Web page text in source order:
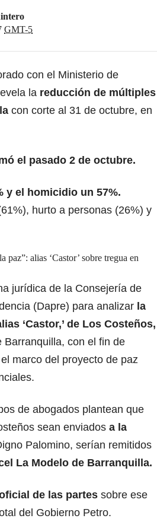
GMT-5
con el Ministerio de
la reducción de múltiples
con corte al 31 de octubre, en
el pasado 2 de octubre.
y el homicidio un 57%.
hurto a personas (26%) y
alias ‘Castor’ sobre tregua en
jurídica de la Consejería de
(Dapre) para analizar la
‘Castor,’ de Los Costeños,
Barranquilla, con el fin de
marco del proyecto de paz
de abogados plantean que
sean enviados a la
Palomino, serían remitidos
La Modelo de Barranquilla.
de las partes sobre ese
del Gobierno Petro.